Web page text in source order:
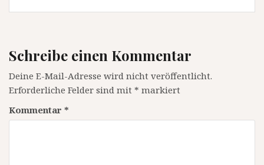
Schreibe einen Kommentar
Deine E-Mail-Adresse wird nicht veröffentlicht.
Erforderliche Felder sind mit * markiert
Kommentar *